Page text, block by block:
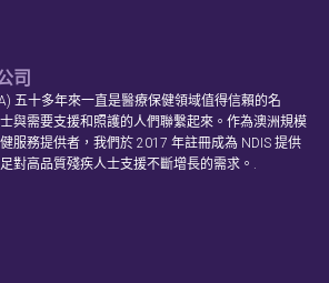
司
五十多年來一直是醫療保健領域值得信賴的名
與需要支援和照護的人們聯繫起來。作為澳洲規模
服務提供者，我們於 2017 年註冊成為 NDIS 提供
對高品質殘疾人士支援不斷增長的需求。.